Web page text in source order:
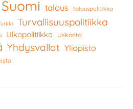
Suomi talous talouspolitiikka
Turvallisuuspolitiikka
Ulkopolitiikka Uskonto
Yhdysvallat Yliopisto